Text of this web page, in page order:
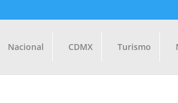
Nacional CDMX Turismo